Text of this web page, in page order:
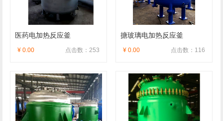
医药电加热反应釜
点击数：253
¥ 0.00
搪玻璃电加热反应釜
点击数：116
¥ 0.00